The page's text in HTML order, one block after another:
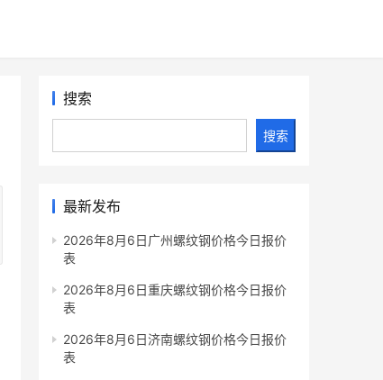
搜索
搜索
最新发布
2026年8月6日广州螺纹钢价格今日报价
表
2026年8月6日重庆螺纹钢价格今日报价
表
2026年8月6日济南螺纹钢价格今日报价
表